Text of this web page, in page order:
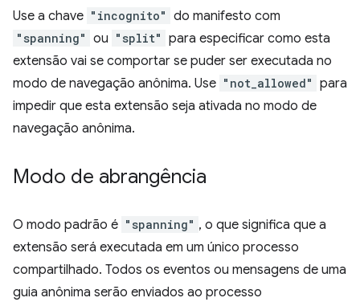
Use a chave "incognito" do manifesto com
"spanning" ou "split" para especificar como esta
extensão vai se comportar se puder ser executada no
modo de navegação anônima. Use "not_allowed" para
impedir que esta extensão seja ativada no modo de
navegação anônima.
Modo de abrangência
O modo padrão é "spanning" , o que significa que a
extensão será executada em um único processo
compartilhado. Todos os eventos ou mensagens de uma
guia anônima serão enviados ao processo